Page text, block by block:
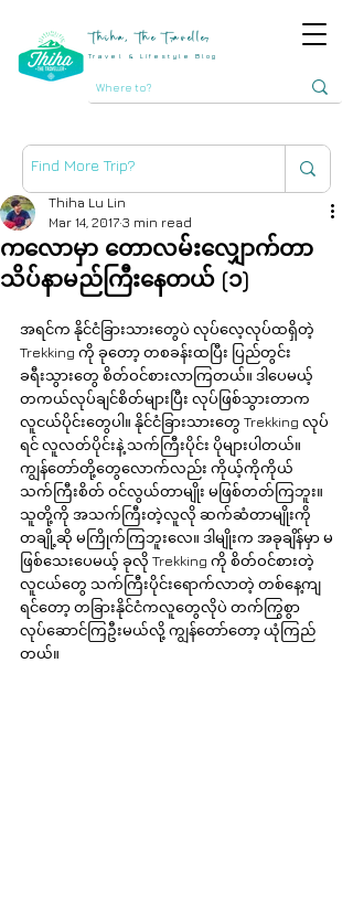
Thiha, The Traveller
Travel & Lifestyle Blog
ကလောမှာ တောလမ်းလျှောက်တာ
သိပ်နာမည်ကြီးနေတယ် (၁)
Thiha Lu Lin
Mar 14, 2017 3 min read
အရင်က နိုင်ငံခြားသားတွေပဲ လုပ်လေ့လုပ်ထရှိတဲ့
Trekking ကို ခုတော့ တစခန်းထပြီး ပြည်တွင်း
ခရီးသွားတွေ စိတ်ဝင်စားလာကြတယ်။ ဒါပေမယ့်
တကယ်လုပ်ချင်စိတ်များပြီး လုပ်ဖြစ်သွားတာက
လူငယ်ပိုင်းတွေပါ။ နိုင်ငံခြားသားတွေ Trekking လုပ်
ရင် လူလတ်ပိုင်းနဲ့ သက်ကြီးပိုင်း ပိုများပါတယ်။
ကျွန်တော်တို့တွေလောက်လည်း ကိုယ့်ကိုကိုယ်
သက်ကြီးစိတ် ဝင်လွယ်တာမျိုး မဖြစ်တတ်ကြဘူး။
သူတို့ကို အသက်ကြီးတဲ့လူလို ဆက်ဆံတာမျိုးကို
တချို့ဆို မကြိုက်ကြဘူးလေ။ ဒါမျိုးက အခုချိန်မှာ မ
ဖြစ်သေးပေမယ့် ခုလို Trekking ကို စိတ်ဝင်စားတဲ့
လူငယ်တွေ သက်ကြီးပိုင်းရောက်လာတဲ့ တစ်နေ့ကျ
ရင်တော့ တခြားနိုင်ငံကလူတွေလိုပဲ တက်ကြွစွာ
လုပ်ဆောင်ကြဦးမယ်လို့ ကျွန်တော်တော့ ယုံကြည်
တယ်။